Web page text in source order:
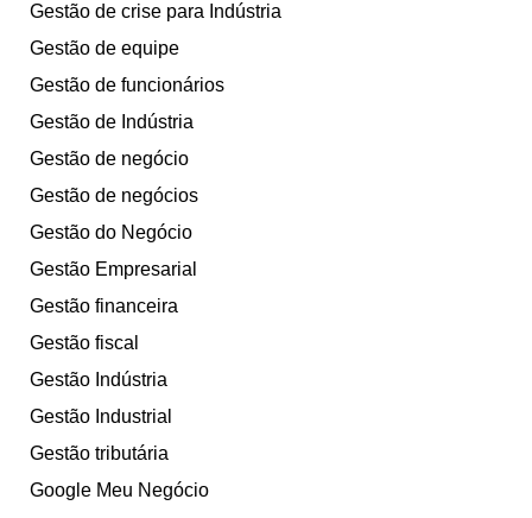
Gestão de crise para Indústria
Gestão de equipe
Gestão de funcionários
Gestão de Indústria
Gestão de negócio
Gestão de negócios
Gestão do Negócio
Gestão Empresarial
Gestão financeira
Gestão fiscal
Gestão Indústria
Gestão Industrial
Gestão tributária
Google Meu Negócio